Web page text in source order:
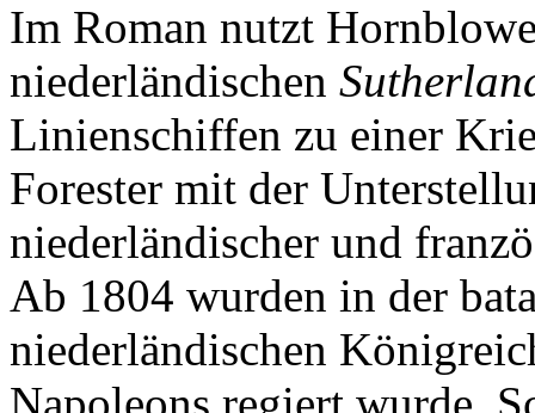
Im Roman nutzt
niederländischen
Linienschiffen zu einer
Forester mit der
niederländischer und
Ab 1804 wurden in der
niederländischen